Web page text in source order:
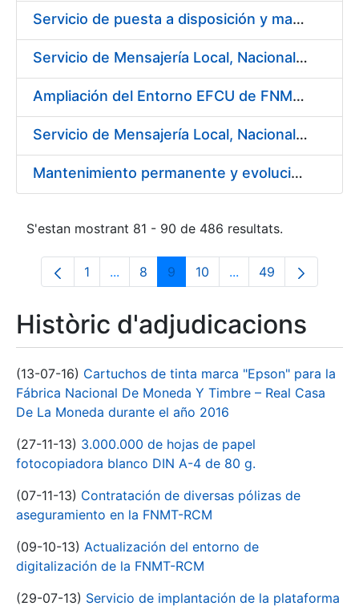
Servicio de puesta a disposición y mantenimiento de contenedores higiénicos, bacteriostáticos, ambientadores, columnas eliminadoras de olores y alfombras antideslizantes para la FNMT-RCM
Servicio de Mensajería Local, Nacional e Internacional que pueda necesitar la Fábrica Nacional de Moneda y Timbre - Real Casa de la Moneda
Ampliación del Entorno EFCU de FNMT-RCM
Servicio de Mensajería Local, Nacional e Internacional para la FNMT-RCM
Mantenimiento permanente y evolución del sistema de notificaciones y comunicaciones electrónicas
S'estan mostrant 81 - 90 de 486 resultats.
Pàgina
1 ...Pàgines intermèdies Utilitzeu TAB per
Pàgina
8 Pàgina
9 Pàgina
10 ...PàginesPàgina
49
Històric d'adjudicacions
(13-07-16) Cartuchos de tinta marca "Epson" para la
Fábrica Nacional De Moneda Y Timbre – Real Casa
De La Moneda durante el año 2016
(27-11-13) 3.000.000 de hojas de papel
fotocopiadora blanco DIN A-4 de 80 g.
(07-11-13) Contratación de diversas pólizas de
aseguramiento en la FNMT-RCM
(09-10-13) Actualización del entorno de
digitalización de la FNMT-RCM
(29-07-13) Servicio de implantación de la plataforma